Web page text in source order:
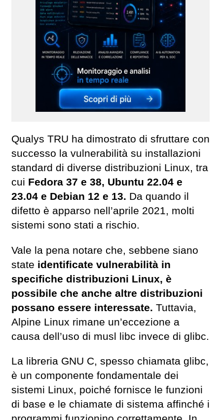
Qualys TRU ha dimostrato di sfruttare con
successo la vulnerabilità su installazioni
standard di diverse distribuzioni Linux, tra
cui Fedora 37 e 38, Ubuntu 22.04 e
23.04 e Debian 12 e 13. Da quando il
difetto è apparso nell’aprile 2021, molti
sistemi sono stati a rischio.
Vale la pena notare che, sebbene siano
state identificate vulnerabilità in
specifiche distribuzioni Linux, è
possibile che anche altre distribuzioni
possano essere interessate. Tuttavia,
Alpine Linux rimane un’eccezione a
causa dell’uso di musl libc invece di glibc.
La libreria GNU C, spesso chiamata glibc,
è un componente fondamentale dei
sistemi Linux, poiché fornisce le funzioni
di base e le chiamate di sistema affinché i